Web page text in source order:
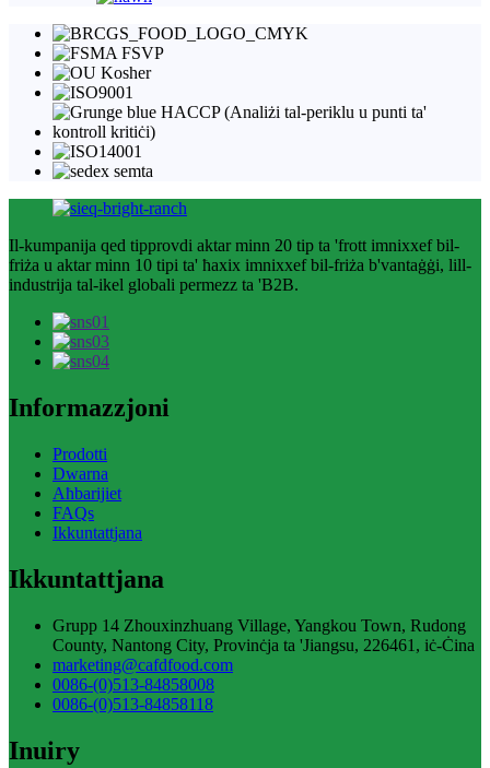
Il-kumpanija qed tipprovdi aktar minn 20 tip ta 'frott imnixxef bil-
friża u aktar minn 10 tipi ta' ħaxix imnixxef bil-friża b'vantaġġi, lill-
industrija tal-ikel globali permezz ta 'B2B.
Informazzjoni
Prodotti
Dwarna
Aħbarijiet
FAQs
Ikkuntattjana
Ikkuntattjana
Grupp 14 Zhouxinzhuang Village, Yangkou Town, Rudong
County, Nantong City, Provinċja ta 'Jiangsu, 226461, iċ-Ċina
marketing@cafdfood.com
0086-(0)513-84858008
0086-(0)513-84858118
Inuiry